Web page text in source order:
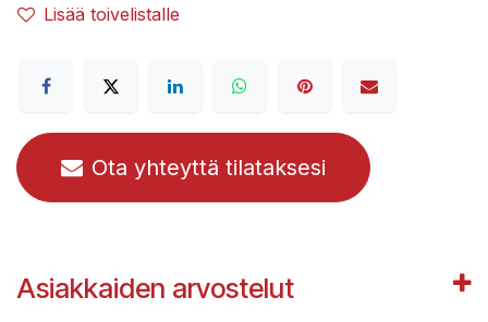
Lisää toivelistalle
Ota yhteyttä tilataksesi
Asiakkaiden arvostelut